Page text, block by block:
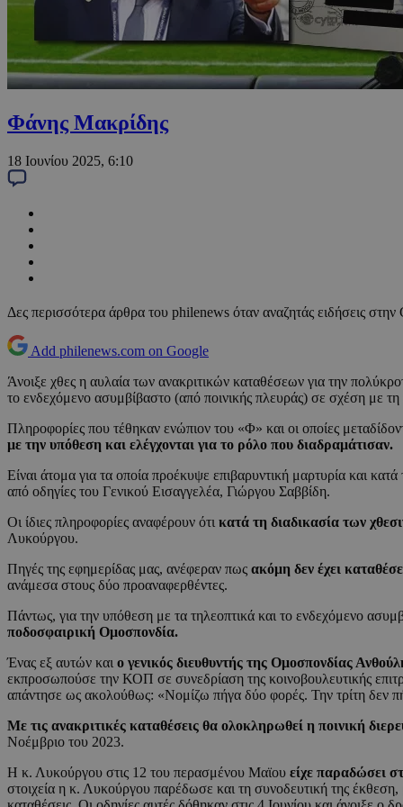
Φάνης Μακρίδης
18 Ιουνίου 2025, 6:10
Δες περισσότερα άρθρα του philenews όταν αναζητάς ειδήσεις στην
Add philenews.com on Google
Άνοιξε χθες η αυλαία των ανακριτικών καταθέσεων για την
το ενδεχόμενο ασυμβίβαστο (από ποινικής πλευράς) σε σχέση με
Πληροφορίες που τέθηκαν ενώπιον του «Φ» και οι οποίες
με την υπόθεση και ελέγχονται για το ρόλο που διαδραμάτισαν.
Είναι άτομα για τα οποία προέκυψε επιβαρυντική μαρτυρία και κατά
από οδηγίες του Γενικού Εισαγγελέα, Γιώργου Σαββίδη.
Οι ίδιες πληροφορίες αναφέρουν ότι κατά τη διαδικασία των
Λυκούργου.
Πηγές της εφημερίδας μας, ανέφεραν πως ακόμη δεν έχει
ανάμεσα στους δύο προαναφερθέντες.
Πάντως, για την υπόθεση με τα τηλεοπτικά και το ενδεχόμενο
ποδοσφαιρική Ομοσπονδία.
Ένας εξ αυτών και ο γενικός διευθυντής της Ομοσπονδίας
εκπροσωπούσε την ΚΟΠ σε συνεδρίαση της κοινοβουλευτικής
απάντησε ως ακολούθως: «Νομίζω πήγα δύο φορές. Την τρίτη δεν
Με τις ανακριτικές καταθέσεις θα ολοκληρωθεί η ποινική
Νοέμβριο του 2023.
Η κ. Λυκούργου στις 12 του περασμένου Μαϊου είχε παραδώσει
στοιχεία η κ. Λυκούργου παρέδωσε και τη συνοδευτική της έκθεση,